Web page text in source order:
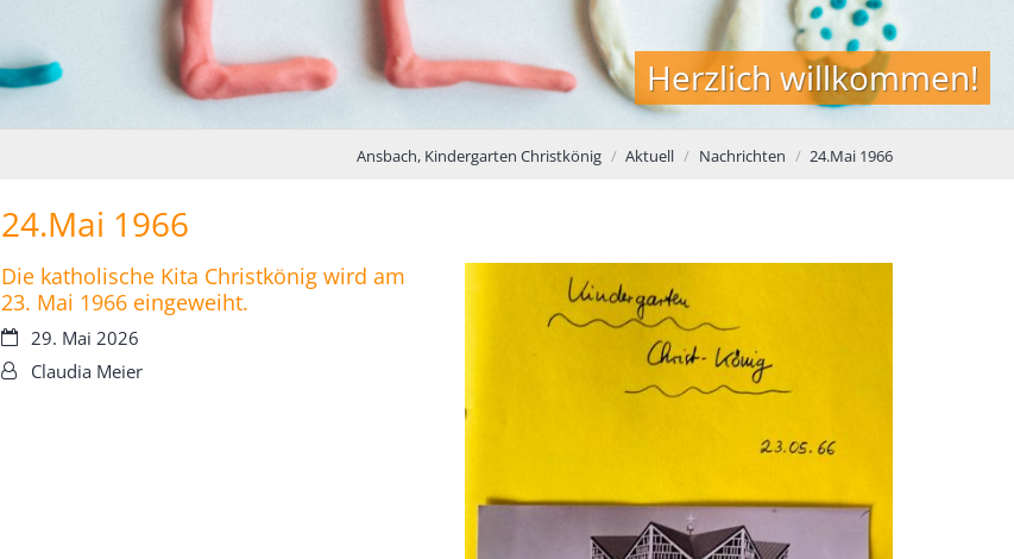
Herzlich willkommen!
Ansbach, Kindergarten Christkönig Aktuell Nachrichten 24.Mai 1966
24.Mai 1966
Die katholische Kita Christkönig wird am
23. Mai 1966 eingeweiht.
Datum:29. Mai 2026
Von:Claudia Meier